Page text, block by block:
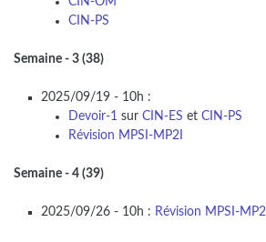
CIN-PS
Semaine - 3 (38)
2025/09/19 - 10h :
Devoir-1 sur CIN-ES et CIN-PS
Révision MPSI-MP2I
Semaine - 4 (39)
2025/09/26 - 10h : Révision MPSI-MP2I